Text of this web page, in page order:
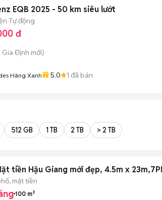
EQB 2025 - 50 km siêu lướt
Tự động
đ
Gia Định mới)
Hàng Xanh 5.0 1 đã bán
512 GB 1 TB 2 TB > 2 TB
tiền Hậu Giang mới đẹp, 4.5m x
mặt tiền
100 m²